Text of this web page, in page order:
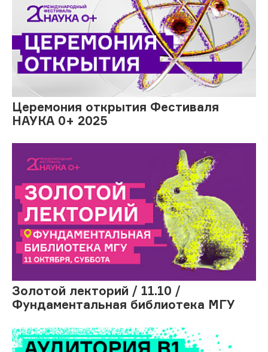
Церемония открытия Фестиваля
НАУКА 0+ 2025
Золотой лекторий / 11.10 /
Фундаментальная библиотека МГУ